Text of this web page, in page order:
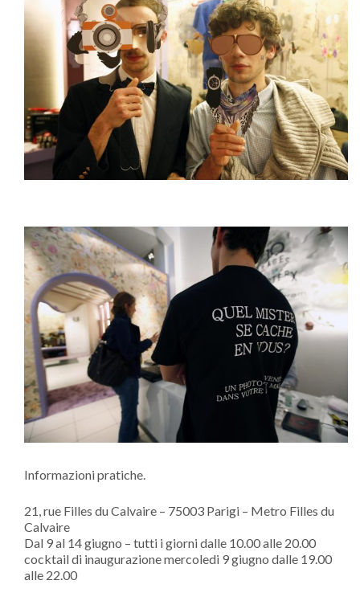
Informazioni pratiche.
21, rue Filles du Calvaire – 75003 Parigi – Metro Filles du
Calvaire
Dal 9 al 14 giugno – tutti i giorni dalle 10.00 alle 20.00
cocktail di inaugurazione mercoledi 9 giugno dalle 19.00
alle 22.00